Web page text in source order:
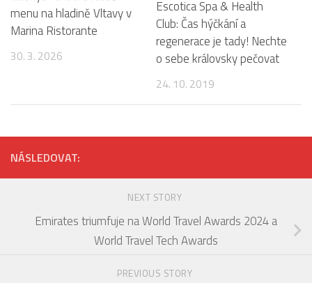
menu na hladině Vltavy v
Marina Ristorante
30. 3. 2026
Escotica Spa & Health
Club: Čas hýčkání a
regenerace je tady! Nechte
o sebe královsky pečovat
24. 10. 2019
NÁSLEDOVAT:
NEXT STORY
Emirates triumfuje na World Travel Awards 2024 a
World Travel Tech Awards
PREVIOUS STORY